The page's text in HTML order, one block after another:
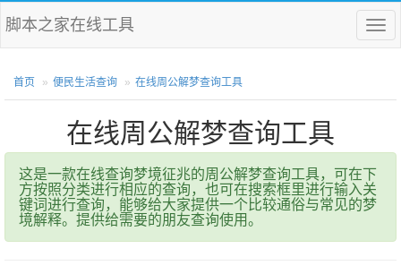
菜
单
脚本之家在线工具
首页 便民生活查询 在线周公解梦查询工具
在线周公解梦查询工具
这是一款在线查询梦境征兆的周公解梦查询工具，可在下
方按照分类进行相应的查询，也可在搜索框里进行输入关
键词进行查询，能够给大家提供一个比较通俗与常见的梦
境解释。提供给需要的朋友查询使用。